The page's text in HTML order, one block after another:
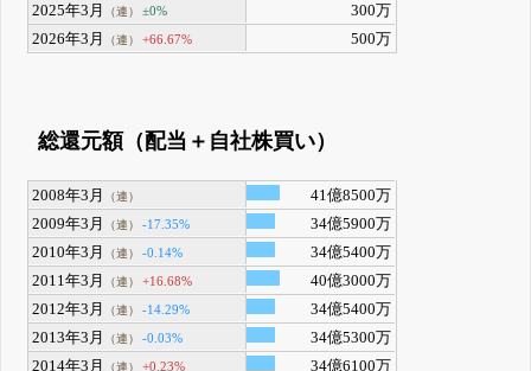
2025年3月
（連） ±0%
300万
2026年3月
（連） +66.67% 500万
総還元額（配当＋自社株買い）
2008年3月 （連）
41億8500万
2009年3月
（連） -17.35%
34億5900万
2010年3月
（連） -0.14%
34億5400万
2011年3月
（連） +16.68%
40億3000万
2012年3月
（連） -14.29%
34億5400万
2013年3月
（連） -0.03%
34億5300万
2014年3月
（連） +0.23%
34億6100万